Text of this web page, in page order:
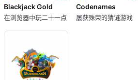
Blackjack Gold
在浏览器中玩二十一点
Codenames
屡获殊荣的猜谜游戏